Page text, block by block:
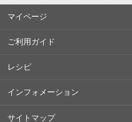
マイページ
ご利用ガイド
レシピ
インフォメーション
サイトマップ